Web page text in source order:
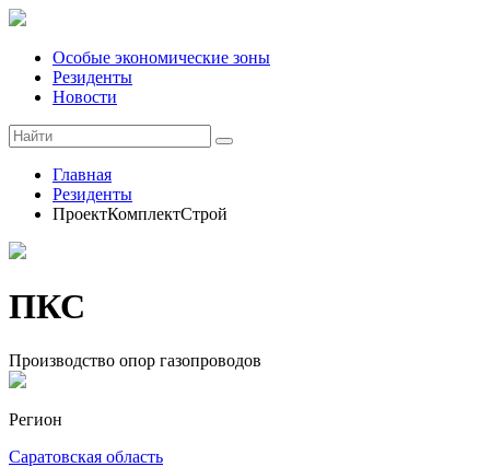
Особые экономические зоны
Резиденты
Новости
Главная
Резиденты
ПроектКомплектСтрой
ПКС
Производство опор газопроводов
Регион
Саратовская область